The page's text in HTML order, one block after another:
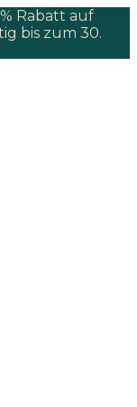
Rabatt auf
bis zum 30.